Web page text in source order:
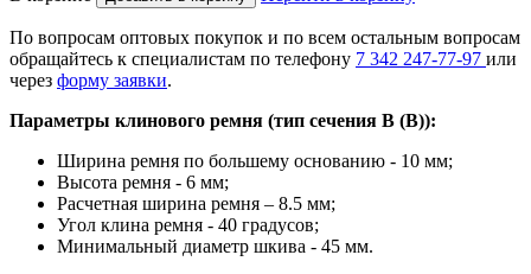
По вопросам оптовых покупок и по всем остальным вопросам
обращайтесь к специалистам по телефону 7 342 247-77-97 или
через форму заявки.
Параметры клинового ремня (тип сечения B (В)):
Ширина ремня по большему основанию - 10 мм;
Высота ремня - 6 мм;
Расчетная ширина ремня – 8.5 мм;
Угол клина ремня - 40 градусов;
Минимальный диаметр шкива - 45 мм.